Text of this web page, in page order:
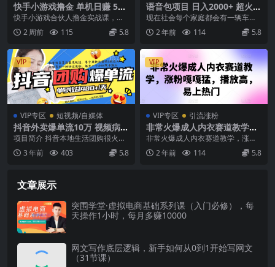
快手小游戏撸金 单机日赚 5
0，零基础可做，支持单人矩
阵放大
快手小游戏合伙人撸金实战课，单
机日赚 50，零基础可做，支持单人
矩阵放大，宝妈 ...
2 周前 115 5.8
语音包项目 日入2000+ 超火骚
气语音包小白看完课程就能马
上实操
现在社会每个家庭都会有一辆车，
基本上都是出门必开车，拿我来
说，出门不开导航我是寸...
2 年前 114 5.8
VIP
VIP专区 短视频/自媒体
抖音外卖爆单流10万 视频病毒
式复制【软件去重 详细教程】
项目简介 抖音本地生活团购很火，
而且目前外卖只开放5个城市。接下
来外卖即将开放全...
3 年前 403 5.8
VIP
VIP专区 引流涨粉
非常火爆成人内衣赛道教学，​
涨粉嘎嘎猛，播放高，易上热
非常火爆成人内衣赛道教学，​涨粉
嘎嘎猛，播放高，易上热门 课程内
容： 1、去哪抄...
2 年前 114 5.8
文章展示
突围学堂·虚拟电商基础系列课（入门必修），每
天操作1小时，每月多赚10000
网文写作底层逻辑，新手如何从0到1开始写网文
（31节课）